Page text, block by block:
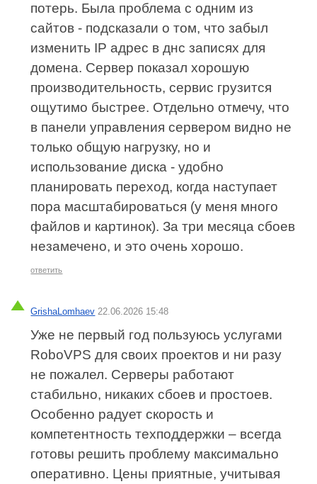
потерь. Была проблема с одним из
сайтов - подсказали о том, что забыл
изменить IP адрес в днс записях для
домена. Сервер показал хорошую
производительность, сервис грузится
ощутимо быстрее. Отдельно отмечу, что
в панели управления сервером видно не
только общую нагрузку, но и
использование диска - удобно
планировать переход, когда наступает
пора масштабироваться (у меня много
файлов и картинок). За три месяца сбоев
незамечено, и это очень хорошо.
ответить
GrishaLomhaev 22.06.2026 15:48
Уже не первый год пользуюсь услугами
RoboVPS для своих проектов и ни разу
не пожалел. Серверы работают
стабильно, никаких сбоев и простоев.
Особенно радует скорость и
компетентность техподдержки – всегда
готовы решить проблему максимально
оперативно. Цены приятные, учитывая